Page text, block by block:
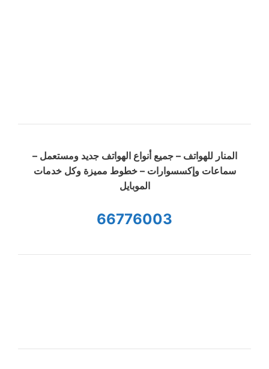
المنار للهواتف – جميع أنواع الهواتف جديد ومستعمل –
سماعات وإكسسوارات – خطوط مميزة وكل خدمات
الموبايل
66776003